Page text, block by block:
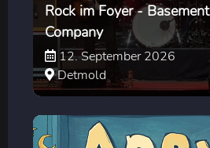
Rock im Foyer -
Company
12. September 2026
Detmold